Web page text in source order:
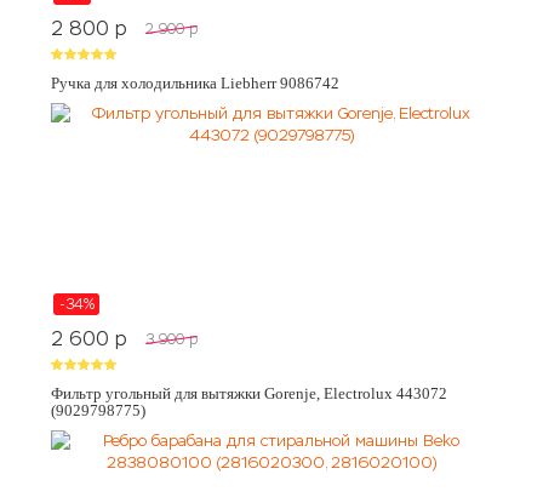
2 800 p 2 900 p
Ручка для холодильника Liebherr 9086742
-34%
2 600 p 3 900 p
Фильтр угольный для вытяжки Gorenje, Electrolux 443072
(9029798775)